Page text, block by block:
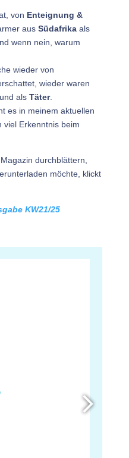
von Enteignung &
ausSüdafrikaals
wenn nein, warum
wieder von
wieder waren
und als Täter.
es in meinem aktuellen
viel Erkenntnis beim
durchblättern,
möchte, klickt
KW21/25